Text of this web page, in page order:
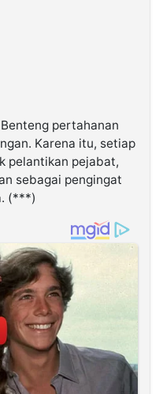
pertahanan
Karena itu, setiap
pelantikan pejabat,
sebagai pengingat
(***)